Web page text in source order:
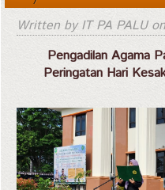
Written by IT PA PALU on
Pengadilan Agama
Peringatan Hari